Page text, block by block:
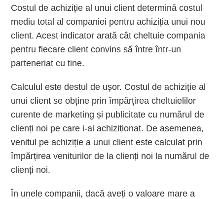
Costul de achiziție al unui client determină costul
mediu total al companiei pentru achiziția unui nou
client. Acest indicator arată cât cheltuie compania
pentru fiecare client convins să între într-un
parteneriat cu tine.
Calculul este destul de ușor. Costul de achiziție al
unui client se obține prin împărțirea cheltuielilor
curente de marketing și publicitate cu numărul de
clienți noi pe care i-ai achiziționat. De asemenea,
venitul pe achiziție a unui client este calculat prin
împărțirea veniturilor de la clienți noi la numărul de
clienți noi.
În unele companii, dacă aveți o valoare mare a